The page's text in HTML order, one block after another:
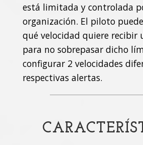
está limitada y controlada
organización. El piloto
qué velocidad quiere recibir
para no sobrepasar dicho
configurar 2 velocidades
respectivas alertas.